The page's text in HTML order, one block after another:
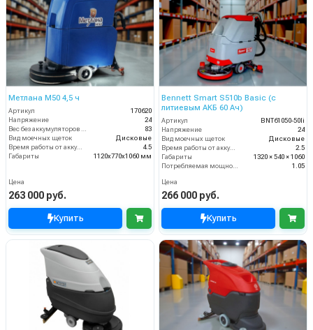
Метлана M50 4,5 ч
Артикул
170620
Напряжение
24
83
Вид моечных щеток
Дисковые
Время работы от аккумуляторов (ч)
4.5
Габариты
1120х770х1060 мм
Цена
263 000 руб.
Купить
Bennett Smart S510b Basic (с
литиевым АКБ 60 Ач)
Артикул
BNT61050-50li
Напряжение
24
Вид моечных щеток
Дисковые
Время работы от аккумуляторов (ч)
2.5
Габариты
1320 × 540 × 1060
1.05
Цена
266 000 руб.
Купить